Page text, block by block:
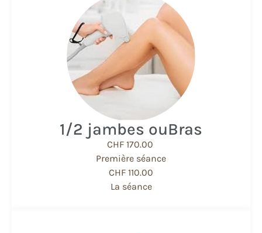
1/2 jambes ou ​Bras
CHF 170.00
Première séance
CHF 110.00
La séance